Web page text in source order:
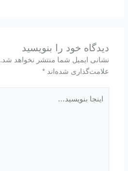
دیدگاه‌ خود را بنویسید
نشانی ایمیل شما منتشر نخواهد شد.
علامت‌گذاری شده‌اند*
بنویسید…